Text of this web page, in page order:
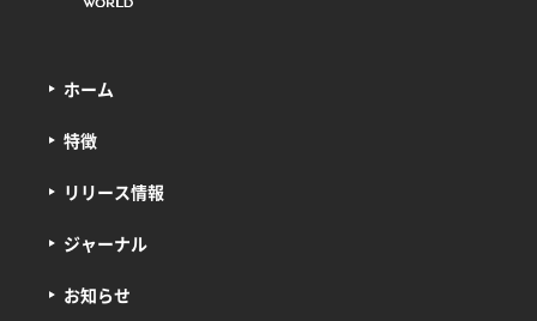
ホーム
特徴
リリース情報
ジャーナル
お知らせ